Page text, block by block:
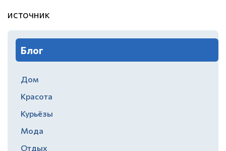
источник
Блог
Дом
Красота
Курьёзы
Мода
Отдых